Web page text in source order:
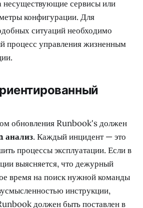
несуществующие сервисы или
конфигурации. Для
ситуаций необходимо
процесс управления жизненным
обновления Runbook's должен
анализ. Каждый инцидент — это
процессы эксплуатации. Если в
выясняется, что дежурный
время на поиск нужной команды
инструкции,
должен быть поставлен в